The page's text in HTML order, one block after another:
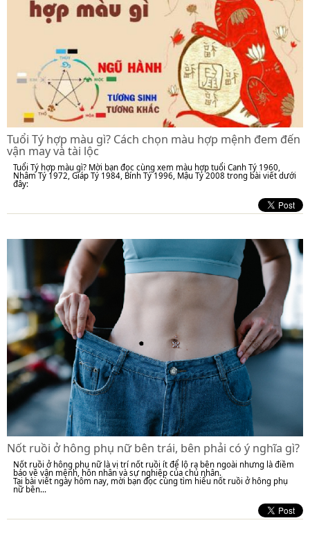
Tuổi Tý hợp màu gì? Cách chọn màu hợp mệnh đem đến
vận may và tài lộc
Tuổi Tý hợp màu gì? Mời bạn đọc cùng xem màu hợp tuổi Canh Tý 1960,
Nhâm Tý 1972, Giáp Tý 1984, Bính Tý 1996, Mậu Tý 2008 trong bài viết dưới
đây:
Nốt ruồi ở hông phụ nữ bên trái, bên phải có ý nghĩa gì?
Nốt ruồi ở hông phụ nữ là vị trí nốt ruồi ít để lộ ra bên ngoài nhưng là điềm
báo về vận mệnh, hôn nhân và sự nghiệp của chủ nhân.
Tại bài viết ngày hôm nay, mời bạn đọc cùng tìm hiểu nốt ruồi ở hông phụ
nữ bên...